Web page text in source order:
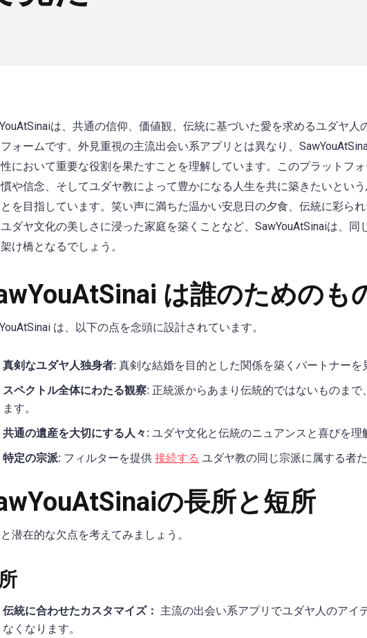
は、共通の信仰、価値観、伝統に基づいた愛を求めるユダヤ
ォームです。外見重視の主流出会い系アプリとは異なり、
において重要な役割を果たすことを理解しています。このプラットフ
や信念、そしてユダヤ教によって豊かになる人生を共に築きたいとい
とを目指しています。笑い声に満ちた温かい安息日の夕食、伝統に彩ら
ダヤ文化の美しさに浸った家庭を築くことなど、SawYouAtSinaiは、
け橋となるでしょう。
は誰のためのも
は、以下の点を念頭に設計されています。
真剣なユダヤ人独身者: 真剣な結婚を目的とした関係を築くパートナーを
スペクトル全体にわたる観察: 正統派からあまり伝統的ではないものま
ます。
共通の遺産を大切にする人々: ユダヤ文化と伝統のニュアンスと喜びを理
特定の宗派: フィルターを提供 接続する ユダヤ教の同じ宗派に属する者た
の長所と短所
潜在的な欠点を考えてみましょう。
伝統に合わせたカスタマイズ： 主流の出会い系アプリでユダヤ人のアイ
なくなります。